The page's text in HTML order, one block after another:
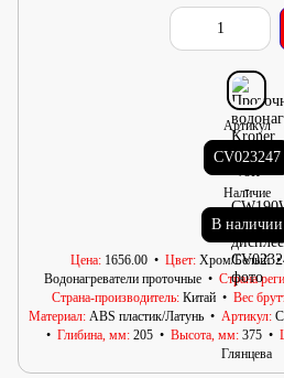
Артикул
CV023247
Наличие
В наличии
Цена 1656.00 Цвет Хром/Белый
Водонагреватели проточные
Страна
Страна-производитель Китай Вес
Материал ABS пластик/Латунь Артикул
Глибина, мм 205 Высота, мм 375
Глянцева